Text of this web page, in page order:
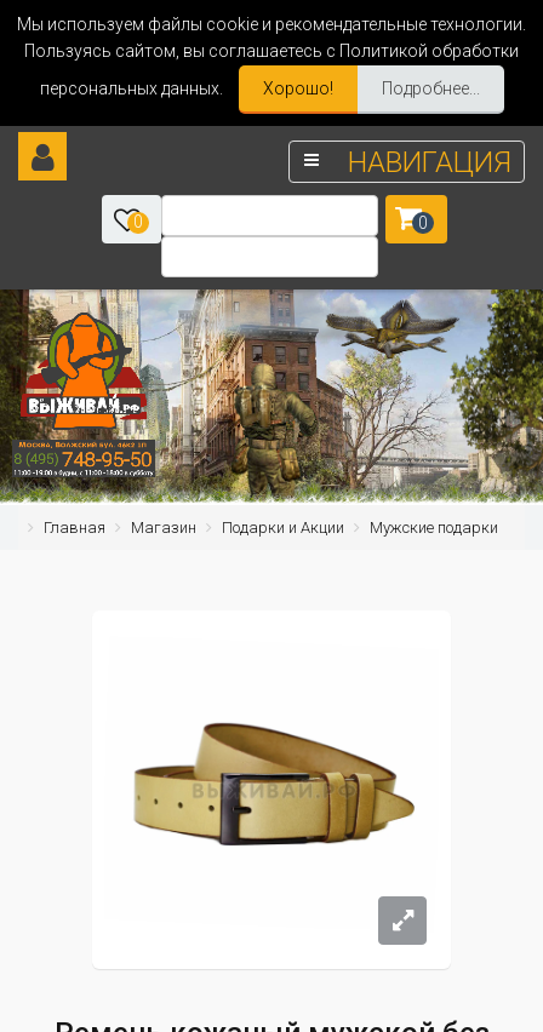
Мы используем файлы cookie и рекомендательные технологии.
Пользуясь сайтом, вы соглашаетесь с Политикой обработки
персональных данных.
Хорошо! Подробнее...
НАВИГАЦИЯ
0 0
Главная Магазин Подарки и Акции Мужские подарки